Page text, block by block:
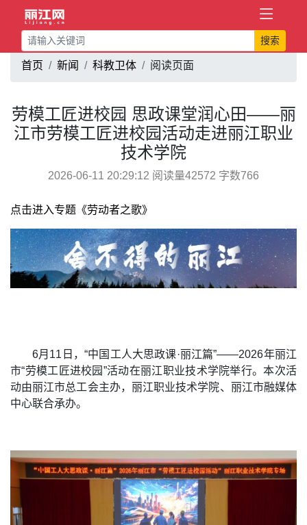
搜索
首页 新闻 科教卫体 阅读页面
劳模工匠进校园 思政课堂润心田——丽
江市劳模工匠进校园活动走进丽江职业
技术学院
2026-06-11 20:29:12 阅读量42572 字数766
点击进入专题《劳动者之歌》
6月11日，“中国工人大思政课·丽江篇”——2026年丽江
市“劳模工匠进校园”活动在丽江职业技术学院举行。本次活
动由丽江市总工会主办，丽江职业技术学院、丽江市融媒体
中心联合承办。